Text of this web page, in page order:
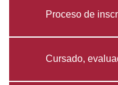
Proceso de
Cursado,